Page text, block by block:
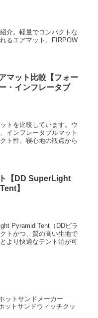
介。軽量でコンパクトな
るエアマット。FIRPOW
マット比較【フォー
・インフレータブ
トを比較しています。ウ
インフレータブルマット
ト性、寝心地の観点から
【DD SuperLight
】
Pyramid Tent（DDピラ
トかつ、質の高い生地で
より快適なテント泊が可
ットサンドメーカー
ットサンドウィッチクッ